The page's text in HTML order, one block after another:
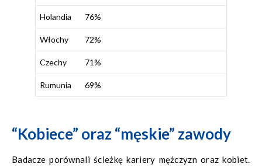
Holandia 76%
Włochy 72%
Czechy 71%
Rumunia 69%
“Kobiece” oraz “męskie” zawody
Badacze porównali ścieżkę kariery mężczyzn oraz kobiet.